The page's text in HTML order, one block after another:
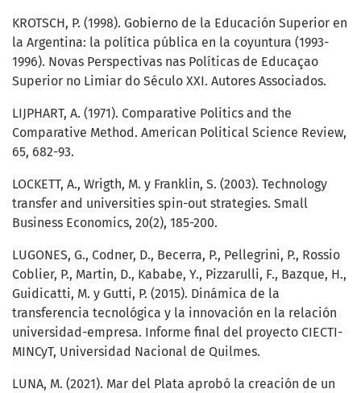
KROTSCH, P. (1998). Gobierno de la Educación Superior en
la Argentina: la política pública en la coyuntura (1993-
1996). Novas Perspectivas nas Políticas de Educaçao
Superior no Limiar do Século XXI. Autores Associados.
LIJPHART, A. (1971). Comparative Politics and the
Comparative Method. American Political Science Review,
65, 682-93.
LOCKETT, A., Wrigth, M. y Franklin, S. (2003). Technology
transfer and universities spin-out strategies. Small
Business Economics, 20(2), 185-200.
LUGONES, G., Codner, D., Becerra, P., Pellegrini, P., Rossio
Coblier, P., Martin, D., Kababe, Y., Pizzarulli, F., Bazque, H.,
Guidicatti, M. y Gutti, P. (2015). Dinámica de la
transferencia tecnológica y la innovación en la relación
universidad-empresa. Informe final del proyecto CIECTI-
MINCyT, Universidad Nacional de Quilmes.
LUNA, M. (2021). Mar del Plata aprobó la creación de un